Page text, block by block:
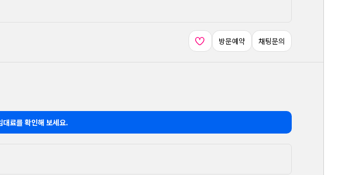
방문예약 채팅문의
대료를 확인해 보세요.